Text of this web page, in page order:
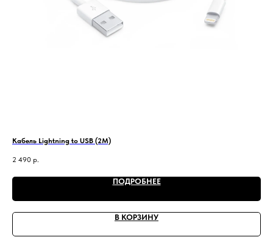
Кабель Lightning to USB (2М)
2 490 р.
ПОДРОБНЕЕ
В КОРЗИНУ